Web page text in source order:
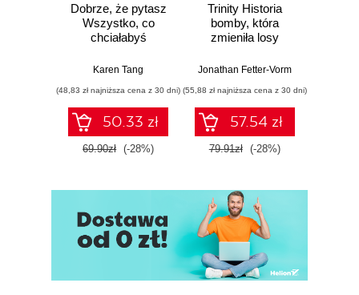
Dobrze, że pytasz
Wszystko, co
chciałabyś
zdrowiu
(ale nigdy Ci nie
powiedziano)
Karen Tang
(48,83 zł najniższa cena z 30 dni)
50.33 zł
69.90zł (-28%)
Trinity Historia
bomby, która
zmieniła losy
Jonathan Fetter-Vorm
(55,88 zł najniższa cena z 30 dni)
57.54 zł
79.91zł (-28%)